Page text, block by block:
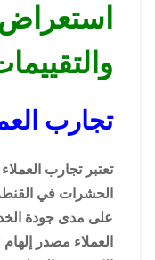
استعراض
تجارب
تعتبر تجارب
الحشرات في
على مدى جودة
العملاء مصدر